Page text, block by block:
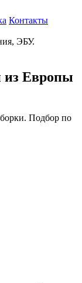
Контакты
из Европы
Подбор по